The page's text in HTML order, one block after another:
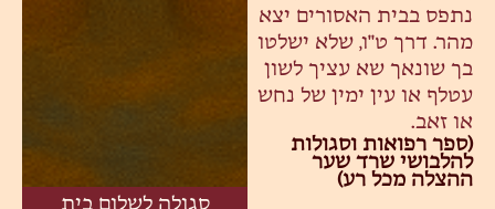
נתפס בבית האסורים יצא
מהר. דרך ט"ו, שלא ישלטו
בך שונאך שא עציך לשון
עטלף או עין ימין של נחש
או זאב.
(ספר רפואות וסגולות
להלבושי שרד שער
ההצלה מכל רע)